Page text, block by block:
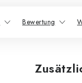
Bewertung